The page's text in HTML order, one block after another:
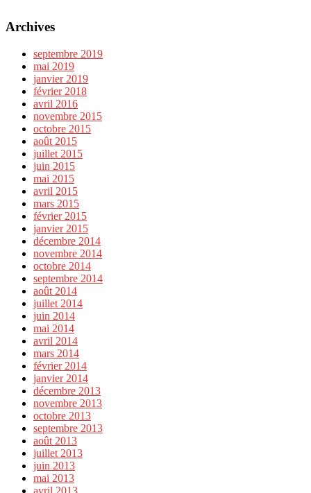
Archives
septembre 2019
mai 2019
janvier 2019
février 2018
avril 2016
novembre 2015
octobre 2015
août 2015
juillet 2015
juin 2015
mai 2015
avril 2015
mars 2015
février 2015
janvier 2015
décembre 2014
novembre 2014
octobre 2014
septembre 2014
août 2014
juillet 2014
juin 2014
mai 2014
avril 2014
mars 2014
février 2014
janvier 2014
décembre 2013
novembre 2013
octobre 2013
septembre 2013
août 2013
juillet 2013
juin 2013
mai 2013
avril 2013